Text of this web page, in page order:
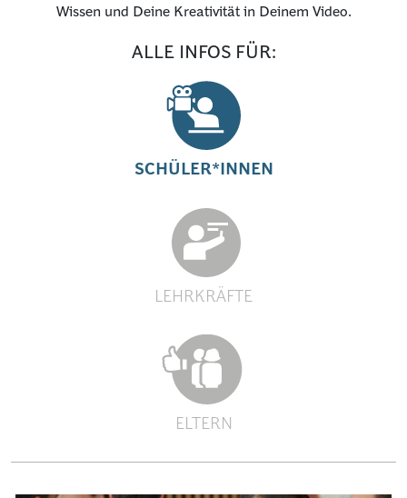
PRESSEWissen und Deine Kreativität in Deinem Video.
ALLE INFOS FÜR:
SCHÜLER*INNEN
LEHRKRÄFTE
ELTERN